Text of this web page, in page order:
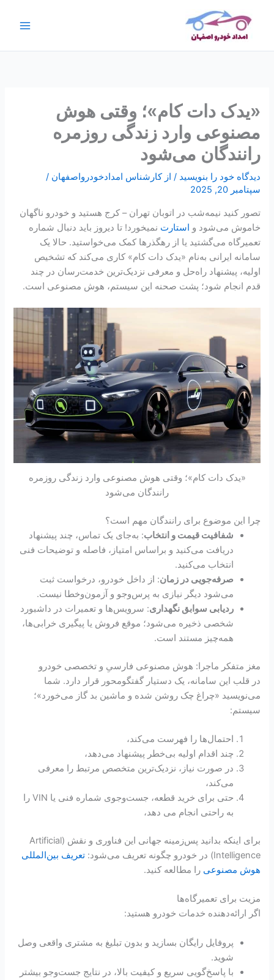
«یدک دات کام»؛ وقتی هوش
مصنوعی وارد زندگی روزمره
رانندگان می‌شود
دیدگاه‌ خود را بنویسید / از کارشناس امدادخودرواصفهان/
سپتامبر 20, 2025
تصور کنید نیمه‌شب در اتوبان تهران – کرج هستید و خودرو ناگهان
خاموش می‌شود و استارت نمیخورد! تا دیروز باید دنبال شماره
تعمیرگاه می‌گشتید یا از رهگذرها کمک می‌خواستید. حالا یک
سامانه ایرانی به‌نام «یدک دات کام» کاری می‌کند که تشخیص
اولیه، پیشنهاد راه‌حل و معرفی نزدیک‌ترین خدمت‌رسان در چند
قدم انجام شود؛ پشت صحنه این سیستم، هوش مصنوعی است.
«یدک دات کام»؛ وقتی هوش مصنوعی وارد زندگی روزمره
رانندگان می‌شود
چرا این موضوع برای رانندگان مهم است؟
شفافیت قیمت و انتخاب: به‌جای یک تماس، چند پیشنهاد
دریافت می‌کنید و براساس امتیاز، فاصله و توضیحات فنی
انتخاب می‌کنید.
صرفه‌جویی در زمان: از داخل خودرو، درخواست ثبت
می‌شود دیگر نیازی به پرس‌و‌جو و آزمون‌و‌خطا نیست.
ردیابی سوابق نگهداری: سرویس‌ها و تعمیرات در داشبورد
شخصی ذخیره می‌شود؛ موقع فروش یا پیگیری خرابی‌ها،
همه‌چیز مستند است.
مغز متفکر ماجرا: هوش مصنوعی فارسیِ و تخصصی خودرو
در قلب این سامانه، یک دستیار گفتگو‌محور قرار دارد. شما
می‌نویسید «چراغ چک روشن شده و ماشین بد گاز می‌خورد»؛
سیستم:
احتمال‌ها را فهرست می‌کند،
چند اقدام اولیه بی‌خطر پیشنهاد می‌دهد،
در صورت نیاز، نزدیک‌ترین متخصص مرتبط را معرفی
می‌کند،
حتی برای خرید قطعه، جست‌وجوی شماره فنی یا VIN را
به راحتی انجام می دهد،
برای اینکه بدانید پس‌زمینه جهانی این فناوری و نقش (Artificial
Intelligence) در خودرو چگونه تعریف می‌شود:
تعریف بین‌المللی
هوش مصنوعی را مطالعه کنید.
مزیت برای تعمیرگاه‌ها
اگر ارائه‌دهنده خدمات خودرو هستید:
پروفایل رایگان بسازید و بدون تبلیغ به مشتری واقعی وصل
شوید.
با پاسخ‌گویی سریع و کیفیت بالا، در نتایج جست‌وجو بیشتر